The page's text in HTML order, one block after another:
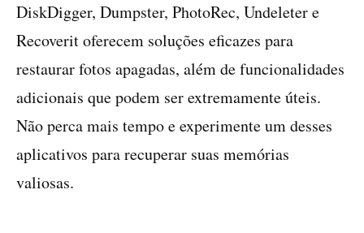
DiskDigger, Dumpster, PhotoRec, Undeleter e
Recoverit oferecem soluções eficazes para
restaurar fotos apagadas, além de funcionalidades
adicionais que podem ser extremamente úteis.
Não perca mais tempo e experimente um desses
aplicativos para recuperar suas memórias
valiosas.